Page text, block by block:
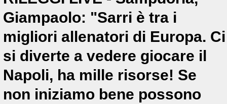
Giampaolo: "Sarri è tra i
migliori allenatori di Europa. Ci
si diverte a vedere giocare il
Napoli, ha mille risorse! Se
non iniziamo bene possono